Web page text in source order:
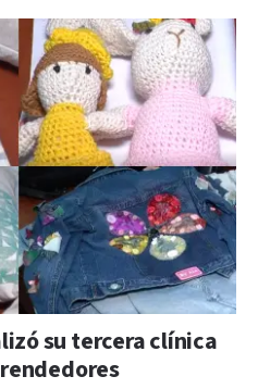
su tercera clínica